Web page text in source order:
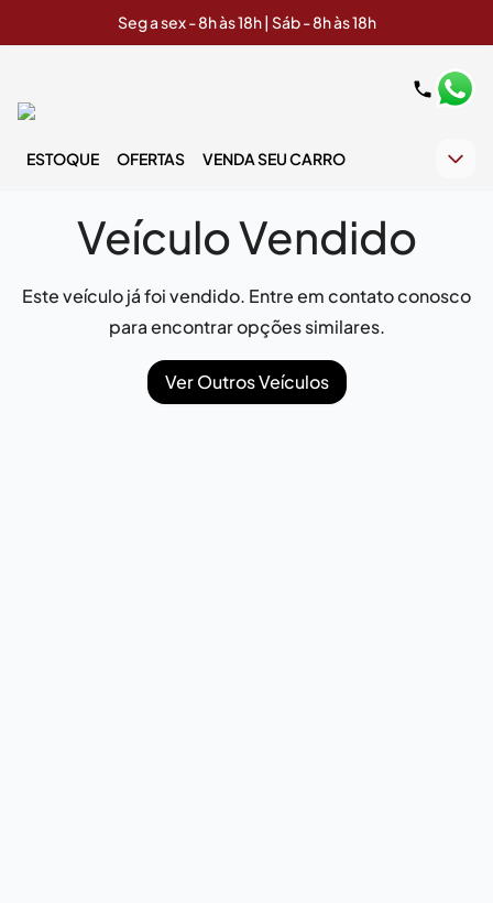
Seg a sex - 8h às 18h | Sáb - 8h às 18h
ESTOQUE OFERTAS VENDA SEU CARRO
Veículo Vendido
Este veículo já foi vendido. Entre em contato conosco
para encontrar opções similares.
Ver Outros Veículos